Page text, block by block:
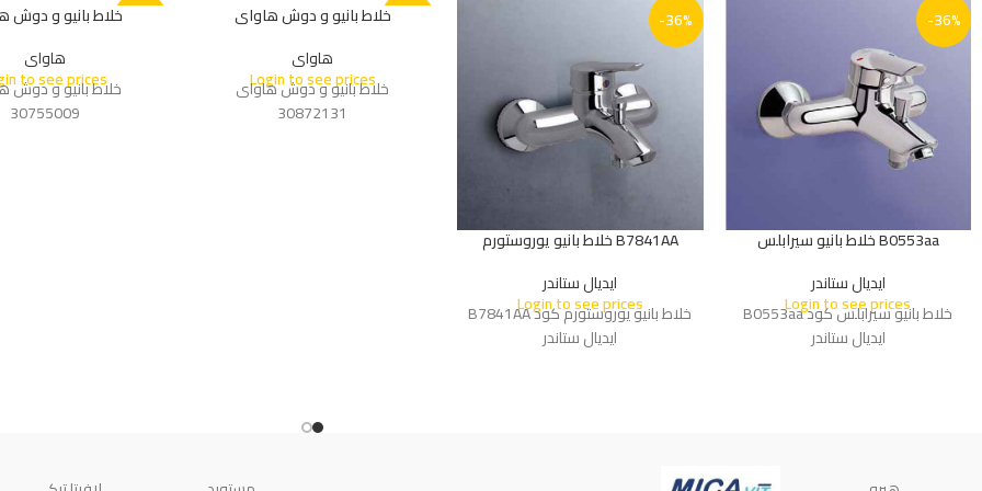
-36%
B0553aa خلاط بانيو سيرابلس
ايديال ستاندر
Login to see pricesخلاط بانيو سيرابلس كود B0553aa
ايديال ستاندر
-36%
B7841AA خلاط بانيو يوروستورم
ايديال ستاندر
Login to see pricesخلاط بانيو يوروستورم كود B7841AA
ايديال ستاندر
خلاط بانيو و دوش هاواى
هاواى
Login to see prices
خلاط بانيو و دوش هاواى
30872131
خلاط بانيو و دوش
هاواى
to see prices
خلاط بانيو و دوش
30755009